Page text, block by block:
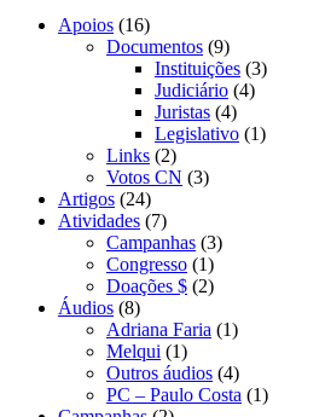
Apoios (16)
Documentos (9)
Instituições (3)
Judiciário (4)
Juristas (4)
Legislativo (1)
Links (2)
Votos CN (3)
Artigos (24)
Atividades (7)
Campanhas (3)
Congresso (1)
Doações $ (2)
Áudios (8)
Adriana Faria (1)
Melqui (1)
Outros áudios (4)
PC – Paulo Costa (1)